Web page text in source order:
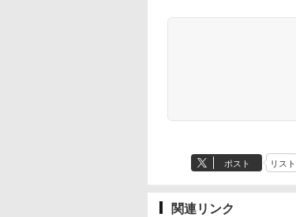
ポスト リスト
関連リンク